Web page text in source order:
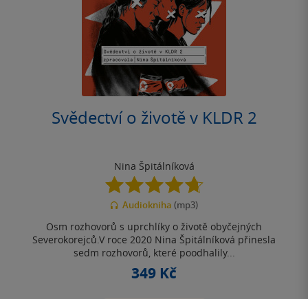
Svědectví o životě v KLDR 2
Nina Špitálníková
4.7
z
5
Audiokniha (mp3)
Osm rozhovorů s uprchlíky o životě obyčejných
Severokorejců.V roce 2020 Nina Špitálníková přinesla
sedm rozhovorů, které poodhalily...
349 Kč